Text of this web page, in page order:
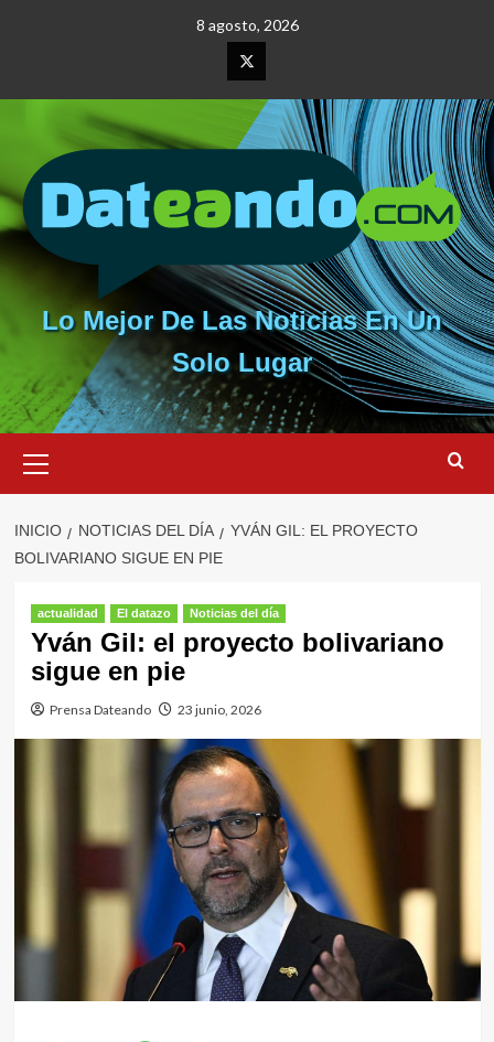
8 agosto, 2026
Elemento
del
menú
Lo Mejor De Las Noticias En Un
Solo Lugar
primario
INICIO NOTICIAS DEL DÍA
YVÁN GIL: EL PROYECTO
BOLIVARIANO SIGUE EN PIE
actualidad El datazo Noticias del día
Yván Gil: el proyecto bolivariano
sigue en pie
Prensa Dateando 23 junio, 2026